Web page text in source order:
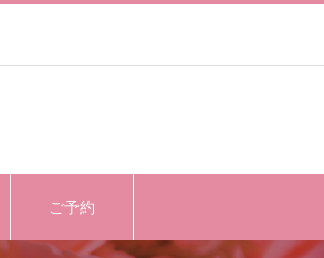
ご予約